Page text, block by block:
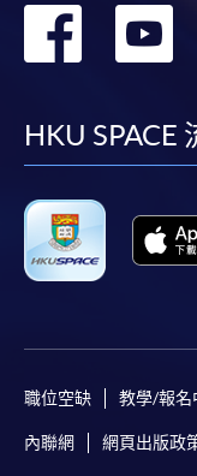
轉
HKU SPACE
職位空缺 教學/報名
內聯網 網頁出版政